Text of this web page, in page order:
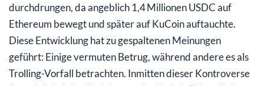
durchdrungen, da angeblich 1,4 Millionen USDC auf
Ethereum bewegt und später auf KuCoin auftauchte.
Diese Entwicklung hat zu gespaltenen Meinungen
geführt: Einige vermuten Betrug, während andere es als
Trolling-Vorfall betrachten. Inmitten dieser Kontroverse